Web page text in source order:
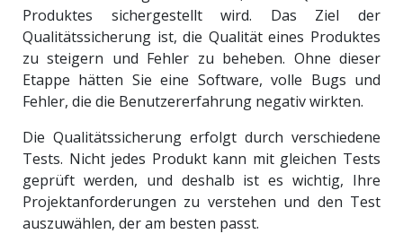
Produktes sichergestellt wird. Das Ziel der
Qualitätssicherung ist, die Qualität eines Produktes
zu steigern und Fehler zu beheben. Ohne dieser
Etappe hätten Sie eine Software, volle Bugs und
Fehler, die die Benutzererfahrung negativ wirkten.
Die Qualitätssicherung erfolgt durch verschiedene
Tests. Nicht jedes Produkt kann mit gleichen Tests
geprüft werden, und deshalb ist es wichtig, Ihre
Projektanforderungen zu verstehen und den Test
auszuwählen, der am besten passt.